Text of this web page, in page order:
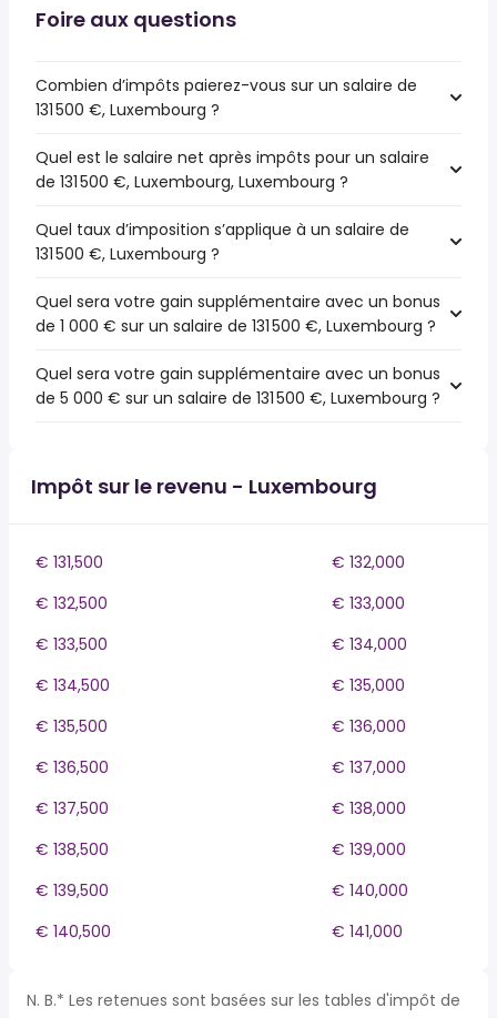
Foire aux questions
Combien d’impôts paierez-vous sur un salaire de
131 500 €, Luxembourg ?
Quel est le salaire net après impôts pour un salaire
de 131 500 €, Luxembourg, Luxembourg ?
Quel taux d’imposition s’applique à un salaire de
131 500 €, Luxembourg ?
Quel sera votre gain supplémentaire avec un bonus
de 1 000 € sur un salaire de 131 500 €, Luxembourg ?
Quel sera votre gain supplémentaire avec un bonus
de 5 000 € sur un salaire de 131 500 €, Luxembourg ?
Impôt sur le revenu - Luxembourg
€ 131,500
€ 132,000
€ 132,500
€ 133,000
€ 133,500
€ 134,000
€ 134,500
€ 135,000
€ 135,500
€ 136,000
€ 136,500
€ 137,000
€ 137,500
€ 138,000
€ 138,500
€ 139,000
€ 139,500
€ 140,000
€ 140,500
€ 141,000
N. B.* Les retenues sont basées sur les tables d'impôt de